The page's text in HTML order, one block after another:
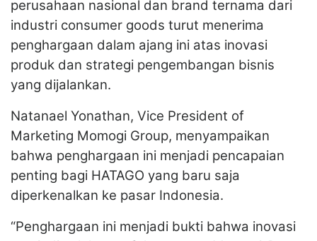
perusahaan nasional dan brand ternama dari
industri consumer goods turut menerima
penghargaan dalam ajang ini atas inovasi
produk dan strategi pengembangan bisnis
yang dijalankan.
Natanael Yonathan, Vice President of
Marketing Momogi Group, menyampaikan
bahwa penghargaan ini menjadi pencapaian
penting bagi HATAGO yang baru saja
diperkenalkan ke pasar Indonesia.
“Penghargaan ini menjadi bukti bahwa inovasi